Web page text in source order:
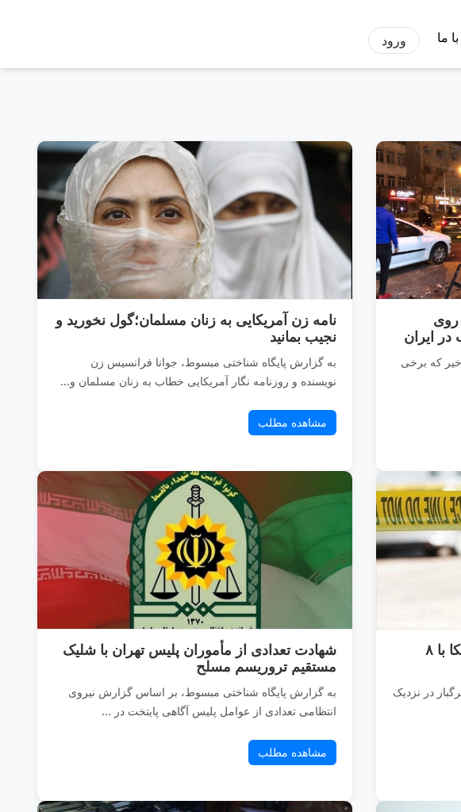
ما ورود
ایران
که برخی
نامه زن آمریکایی به زنان مسلمان؛گول نخورید و
نجیب بمانید
به گزارش پایگاه شناختی مبسوط، جوانا فرانسیس زن
نویسنده و روزنامه نگار آمریکایی خطاب به زنان مسلمان و...
مشاهده مطلب
تیراندازی مرگبار به یک کلیسا در آمریکا با ۸
در نزدیک
شهادت تعدادی از مأموران پلیس تهران با شلیک
مستقیم تروریسم مسلح
به گزارش پایگاه شناختی مبسوط، بر اساس گزارش نیروی
انتظامی تعدادی از عوامل پلیس آگاهی پایتخت در ...
مشاهده مطلب